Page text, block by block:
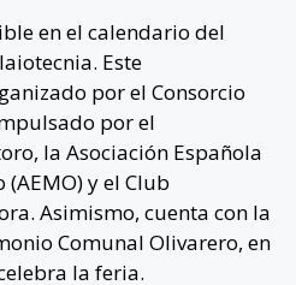
en el calendario del
Este
por el Consorcio
por el
la Asociación Española
y el Club
Asimismo, cuenta con la
Comunal Olivarero, en
la feria.